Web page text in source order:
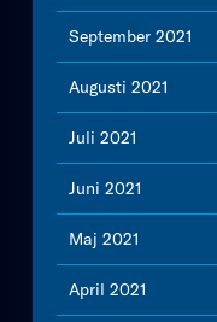
September 2021
Augusti 2021
Juli 2021
Juni 2021
Maj 2021
April 2021